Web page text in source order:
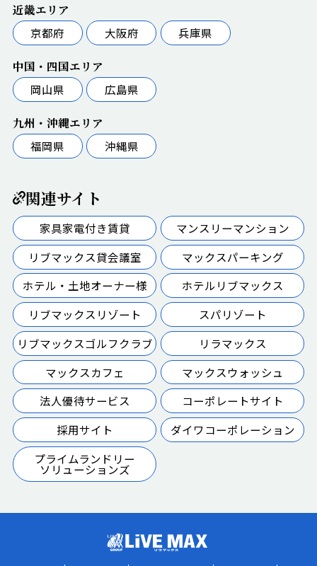
近畿エリア
京都府
大阪府 兵庫県
中国・四国エリア
岡山県
広島県
九州・沖縄エリア
福岡県
沖縄県
関連サイト
家具家電付き賃貸
マンスリーマンション
リブマックス貸会議室
マックスパーキング
ホテル・土地オーナー様
ホテルリブマックス
リブマックスリゾート
スパリゾート
リブマックスゴルフクラブ
リラマックス
マックスカフェ
マックスウォッシュ
法人優待サービス
コーポレートサイト
採用サイト
ダイワコーポレーション
プライムランドリー
ソリューションズ